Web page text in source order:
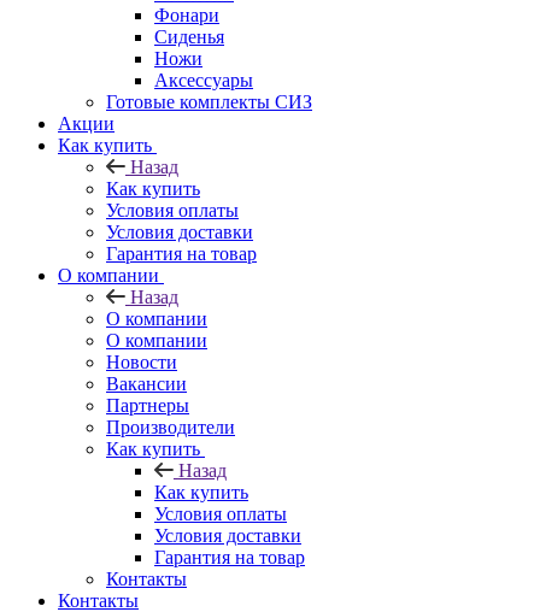
Фонари
Сиденья
Ножи
Аксессуары
Готовые комплекты СИЗ
Акции
Как купить
Назад
Как купить
Условия оплаты
Условия доставки
Гарантия на товар
О компании
Назад
О компании
О компании
Новости
Вакансии
Партнеры
Производители
Как купить
Назад
Как купить
Условия оплаты
Условия доставки
Гарантия на товар
Контакты
Контакты